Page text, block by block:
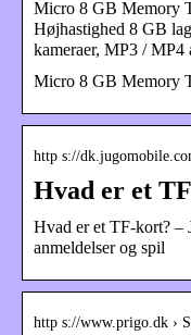
Micro 8 GB Memory
Højhastighed 8 GB
kameraer, MP3 /
Micro 8 GB Memory
http s://
Hvad er et
Hvad er et TF-kort? –
anmeldelser og spil
http s://www.prigo.dk ›